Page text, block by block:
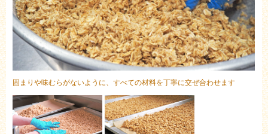
固まりや味むらがないように、すべての材料を丁寧に交ぜ合わせます